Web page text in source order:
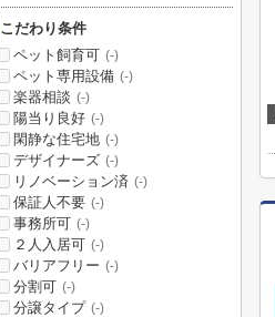
こだわり条件
ペット飼育可 (-)
ペット専用設備 (-)
楽器相談 (-)
陽当り良好 (-)
閑静な住宅地 (-)
デザイナーズ (-)
リノベーション済 (-)
保証人不要 (-)
事務所可 (-)
２人入居可 (-)
バリアフリー (-)
分割可 (-)
分譲タイプ (-)